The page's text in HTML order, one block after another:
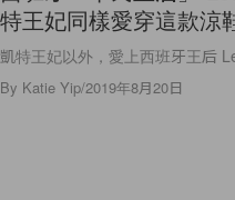
特王妃同樣愛穿這款
凱特王妃以外，愛上西班牙王后
By Katie Yip/2019年8月20日